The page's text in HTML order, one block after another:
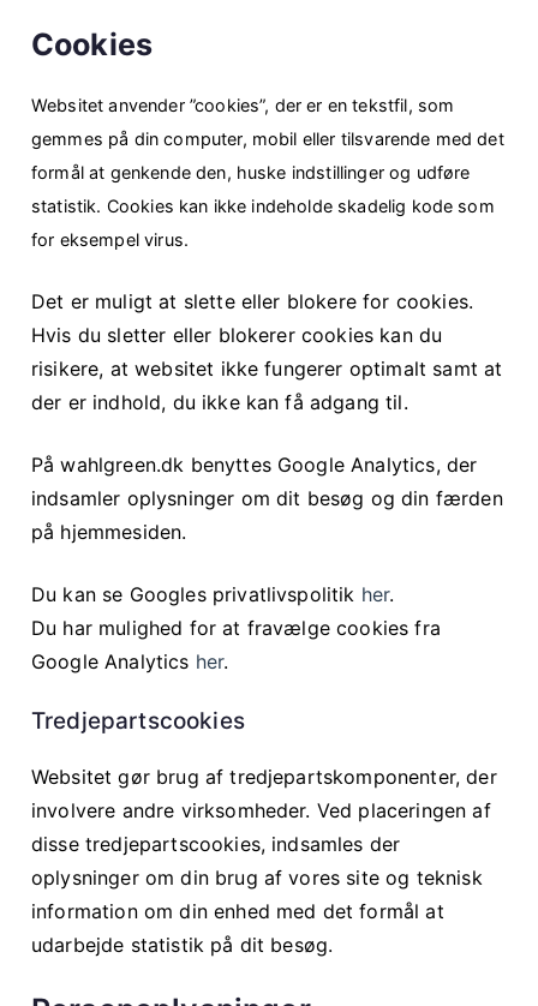
Cookies
Websitet anvender ”cookies”, der er en tekstfil, som
gemmes på din computer, mobil eller tilsvarende med det
formål at genkende den, huske indstillinger og udføre
statistik. Cookies kan ikke indeholde skadelig kode som
for eksempel virus.
Det er muligt at slette eller blokere for cookies.
Hvis du sletter eller blokerer cookies kan du
risikere, at websitet ikke fungerer optimalt samt at
der er indhold, du ikke kan få adgang til.
På wahlgreen.dk benyttes Google Analytics, der
indsamler oplysninger om dit besøg og din færden
på hjemmesiden.
Du kan se Googles privatlivspolitik her.
Du har mulighed for at fravælge cookies fra
Google Analytics her.
Tredjepartscookies
Websitet gør brug af tredjepartskomponenter, der
involvere andre virksomheder. Ved placeringen af
disse tredjepartscookies, indsamles der
oplysninger om din brug af vores site og teknisk
information om din enhed med det formål at
udarbejde statistik på dit besøg.